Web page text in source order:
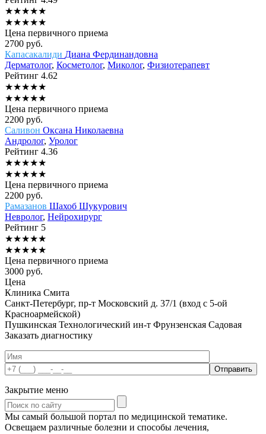
★★★★★
★★★★★
Цена первичного приема
2700 руб.
Капасакалиди Диана Фердинандовна
Дерматолог, Косметолог, Миколог, Физиотерапевт
Рейтинг 4.62
★★★★★
★★★★★
Цена первичного приема
2200 руб.
Саливон Оксана Николаевна
Андролог, Уролог
Рейтинг 4.36
★★★★★
★★★★★
Цена первичного приема
2200 руб.
Рамазанов Шахоб Шукурович
Невролог, Нейрохирург
Рейтинг 5
★★★★★
★★★★★
Цена первичного приема
3000 руб.
Цена
Клиника Смита
Санкт-Петербург, пр-т Московский д. 37/1 (вход с 5-ой
Красноармейской)
Пушкинская Технологический ин-т Фрунзенская Садовая
Заказать диагностику
Закрытие меню
Мы самый большой портал по медицинской тематике.
Освещаем различные болезни и способы лечения,